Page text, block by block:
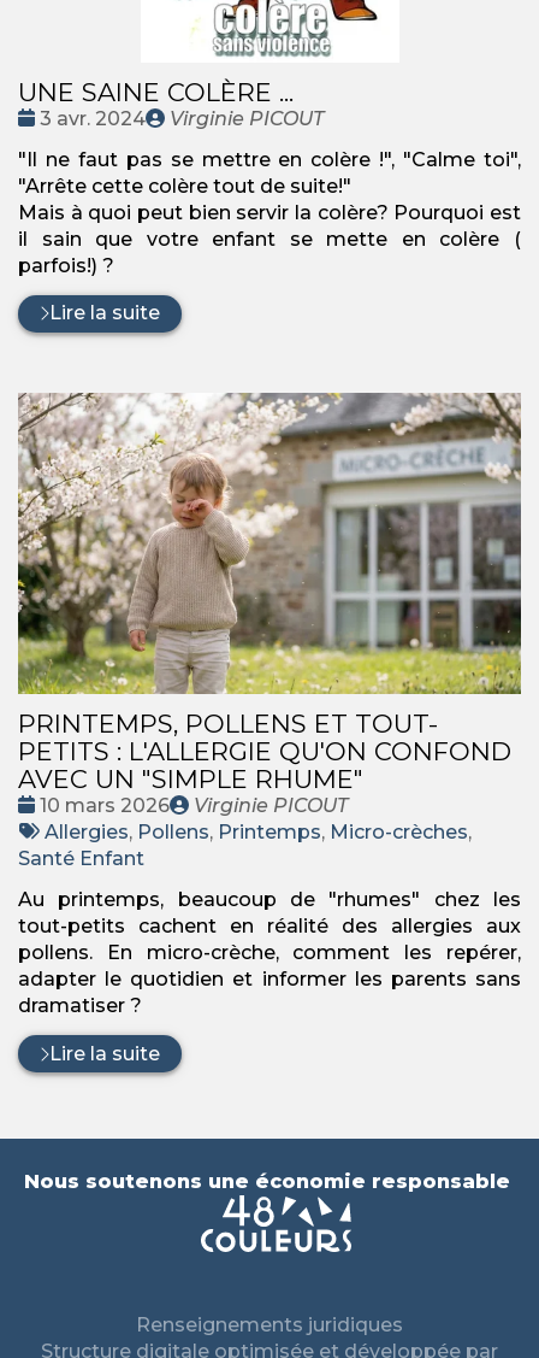
UNE SAINE COLÈRE ...
Date
3 avr. 2024
Publié
Virginie PICOUT
"Il ne faut pas se mettre en colère !", "Calme toi",
"Arrête cette colère tout de suite!"
Mais à quoi peut bien servir la colère? Pourquoi est
il sain que votre enfant se mette en colère (
parfois!) ?
Lire la suite
PRINTEMPS, POLLENS ET TOUT-
PETITS : L'ALLERGIE QU'ON CONFOND
AVEC UN "SIMPLE RHUME"
Date
:
10 mars 2026
Publié
par
Virginie PICOUT
Tags
:
Allergies, Pollens, Printemps, Micro-crèches,
Santé Enfant
Au printemps, beaucoup de "rhumes" chez les
tout-petits cachent en réalité des allergies aux
pollens. En micro-crèche, comment les repérer,
adapter le quotidien et informer les parents sans
dramatiser ?
Lire la suite
Nous soutenons une économie responsable
Renseignements juridiques
—
Structure digitale optimisée et développée par